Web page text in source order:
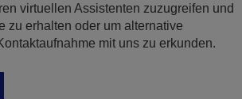
virtuellen Assistenten zuzugreifen und
zu erhalten oder um alternative
mit uns zu erkunden.